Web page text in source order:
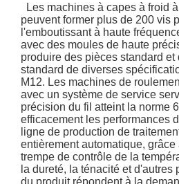
Les machines à capes à froid
peuvent former plus de 200 vis
l'emboutissant à haute
avec des moules de haute
produire des pièces standard et
standard de diverses
M12. Les machines de
avec un système de service
précision du fil atteint la norme
efficacement les performances
ligne de production de
entièrement automatique, grâce
trempe de contrôle de la
la dureté, la ténacité et